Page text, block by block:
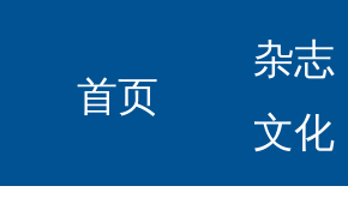
首页
杂志
文化